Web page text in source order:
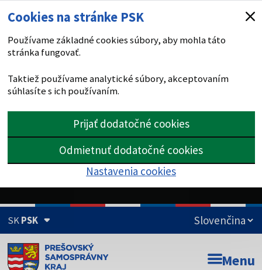
Cookies na stránke PSK
Používame základné cookies súbory, aby mohla táto
stránka fungovať.
Taktiež používame analytické súbory, akceptovaním
súhlasíte s ich používaním.
Prijať dodatočné cookies
Odmietnuť dodatočné cookies
Nastavenia cookies
SKPSK
Doména psk.sk je oficiálna Menu